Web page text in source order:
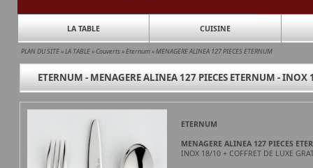
LA TABLE CUISINE
PLAN DU SITE»LA TABLE»Couverts»Eternum»MENAGERE ALINEA 127 PIECES ETERNUM
ETERNUM - MENAGERE ALINEA 127 PIECES ETERNUM - INOX
ETERNUM
MENAGERE ALINEA 127 PIECES
INOX 18/10 + COFFRET DE LUXE